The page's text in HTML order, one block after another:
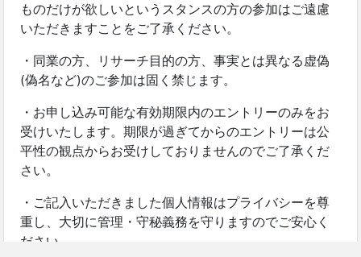
ものだけが欲しいというスタンスの方の参加はご遠慮
いただきますことをご了承ください。
・同業の方、リサーチ目的の方、事実とは異なる虚偽
(偽名など)のご参加は固く禁じます。
・お申し込み可能な有効期限内のエントリーのみをお
受けいたします。期限が過ぎてからのエントリーは公
平性の観点からお受けしておりませんのでご了承くだ
さい。
・ご記入いただきました個人情報はプライバシーを尊
重し、大切に管理・守秘義務を守りますのでご安心く
ださい。